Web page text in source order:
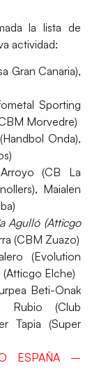
la lista de
actividad:
Gran Canaria),
Sporting
Morvedre)
Onda),
(CB La
Maialen
Agulló (Atticgo
(CBM Zuazo)
(Evolution
(Atticgo Elche)
Beti-Onak
Rubio (Club
Tapia (Super
ESPAÑA –